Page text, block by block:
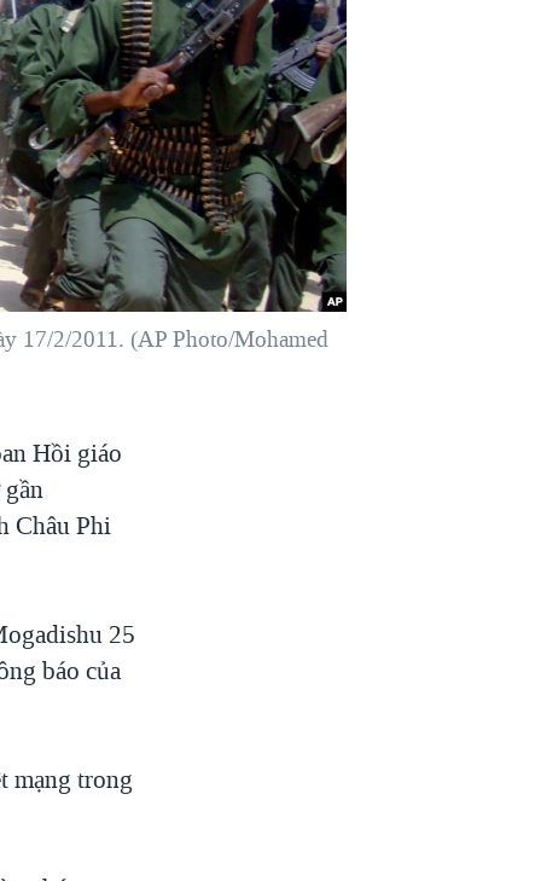
17/2/2011. (AP Photo/Mohamed
Hồi giáo
Châu Phi
25
báo của
mạng trong